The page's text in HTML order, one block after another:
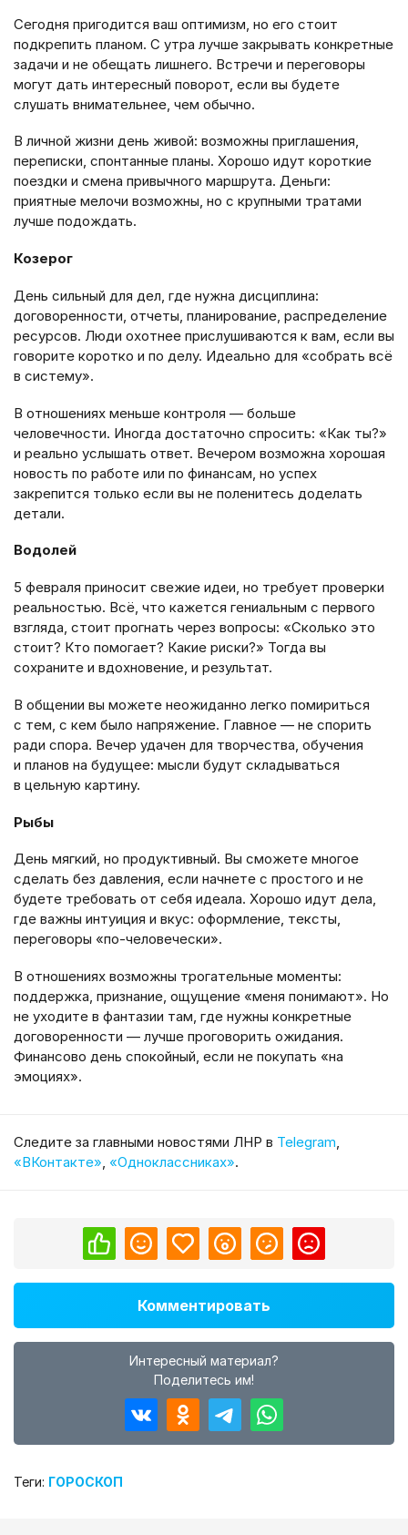
Сегодня пригодится ваш оптимизм, но его стоит
подкрепить планом. С утра лучше закрывать конкретные
задачи и не обещать лишнего. Встречи и переговоры
могут дать интересный поворот, если вы будете
слушать внимательнее, чем обычно.
В личной жизни день живой: возможны приглашения,
переписки, спонтанные планы. Хорошо идут короткие
поездки и смена привычного маршрута. Деньги:
приятные мелочи возможны, но с крупными тратами
лучше подождать.
Козерог
День сильный для дел, где нужна дисциплина:
договоренности, отчеты, планирование, распределение
ресурсов. Люди охотнее прислушиваются к вам, если вы
говорите коротко и по делу. Идеально для «собрать всё
в систему».
В отношениях меньше контроля — больше
человечности. Иногда достаточно спросить: «Как ты?»
и реально услышать ответ. Вечером возможна хорошая
новость по работе или по финансам, но успех
закрепится только если вы не поленитесь доделать
детали.
Водолей
5 февраля приносит свежие идеи, но требует проверки
реальностью. Всё, что кажется гениальным с первого
взгляда, стоит прогнать через вопросы: «Сколько это
стоит? Кто помогает? Какие риски?» Тогда вы
сохраните и вдохновение, и результат.
В общении вы можете неожиданно легко помириться
с тем, с кем было напряжение. Главное — не спорить
ради спора. Вечер удачен для творчества, обучения
и планов на будущее: мысли будут складываться
в цельную картину.
Рыбы
День мягкий, но продуктивный. Вы сможете многое
сделать без давления, если начнете с простого и не
будете требовать от себя идеала. Хорошо идут дела,
где важны интуиция и вкус: оформление, тексты,
переговоры «по-человечески».
В отношениях возможны трогательные моменты:
поддержка, признание, ощущение «меня понимают». Но
не уходите в фантазии там, где нужны конкретные
договоренности — лучше проговорить ожидания.
Финансово день спокойный, если не покупать «на
эмоциях».
Cледите за главными новостями ЛНР в Telegram,
«ВКонтакте», «Одноклассниках».
Комментировать
Интересный материал?
Поделитесь им!
Теги: ГОРОСКОП